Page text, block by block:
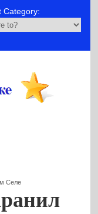
Category:
Селе